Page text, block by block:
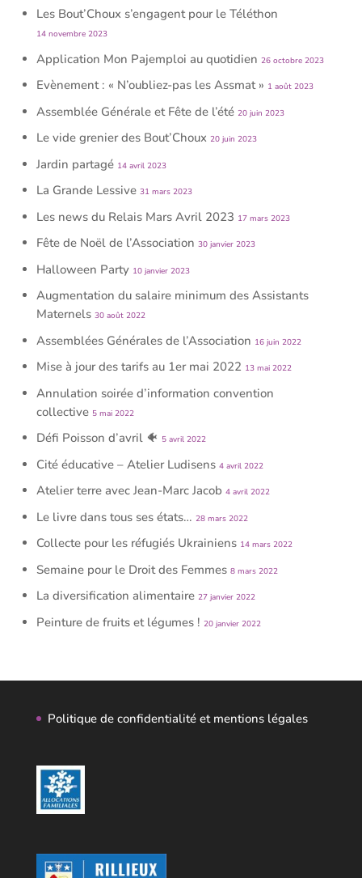
Les Bout’Choux s’engagent pour le Téléthon
14 novembre 2023
Application Mon Pajemploi au quotidien 26 octobre 2023
Evènement : « N’oubliez-pas les Assmat » 1 août 2023
Assemblée Générale et Fête de l’été 20 juin 2023
Le vide grenier des Bout’Choux 20 juin 2023
Jardin partagé 14 avril 2023
La Grande Lessive 31 mars 2023
Les news du Relais Mars Avril 2023 17 mars 2023
Fête de Noël de l’Association 30 janvier 2023
Halloween Party 10 janvier 2023
Augmentation du salaire minimum des Assistants
Maternels 30 août 2022
Assemblées Générales de l’Association 16 juin 2022
Mise à jour des tarifs au 1er mai 2022 13 mai 2022
Annulation soirée d’information convention
collective 5 mai 2022
Défi Poisson d’avril 🐠 5 avril 2022
Cité éducative – Atelier Ludisens 4 avril 2022
Atelier terre avec Jean-Marc Jacob 4 avril 2022
Le livre dans tous ses états… 28 mars 2022
Collecte pour les réfugiés Ukrainiens 14 mars 2022
Semaine pour le Droit des Femmes 8 mars 2022
La diversification alimentaire 27 janvier 2022
Peinture de fruits et légumes ! 20 janvier 2022
Politique de confidentialité et mentions légales